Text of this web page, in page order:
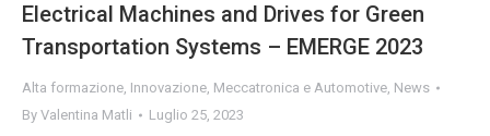
Electrical Machines and Drives for Green
Transportation Systems – EMERGE 2023
Alta formazione, Innovazione, Meccatronica e Automotive, News
By Valentina Matli Luglio 25, 2023